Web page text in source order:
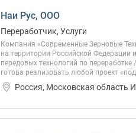
Наи Рус, ООО
Переработчик, Услуги
Компания «Современные Зерновые
на территории Российской
передовых технологий по
готова реализовать любой проект
Россия, Московская область